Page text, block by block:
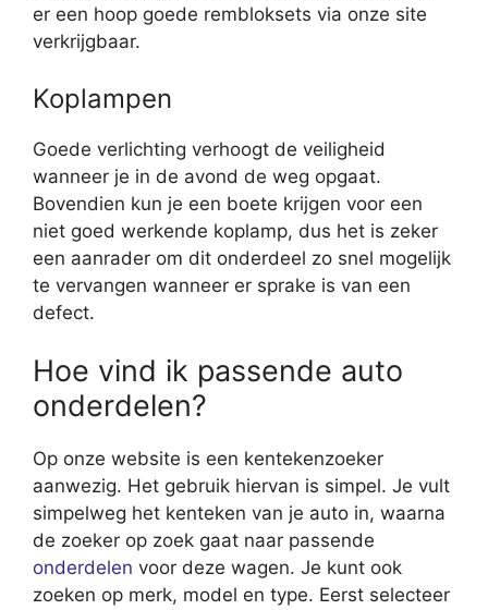
er een hoop goede rembloksets via onze site
verkrijgbaar.
Koplampen
Goede verlichting verhoogt de veiligheid
wanneer je in de avond de weg opgaat.
Bovendien kun je een boete krijgen voor een
niet goed werkende koplamp, dus het is zeker
een aanrader om dit onderdeel zo snel mogelijk
te vervangen wanneer er sprake is van een
defect.
Hoe vind ik passende auto
onderdelen?
Op onze website is een kentekenzoeker
aanwezig. Het gebruik hiervan is simpel. Je vult
simpelweg het kenteken van je auto in, waarna
de zoeker op zoek gaat naar passende
onderdelen voor deze wagen. Je kunt ook
zoeken op merk, model en type. Eerst selecteer